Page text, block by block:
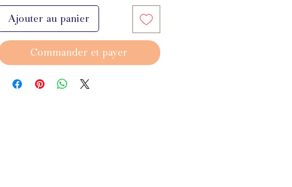
Ajouter au panier
Commander et payer